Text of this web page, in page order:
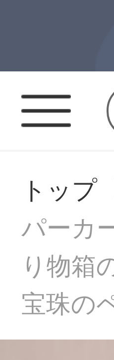
トップ
パーカ
り物箱
宝珠の